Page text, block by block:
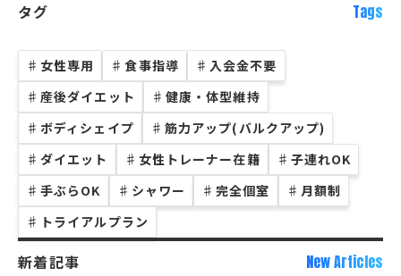
タグ Tags
♯ 女性専用 ♯ 食事指導 ♯ 入会金不要
♯ 産後ダイエット ♯ 健康・体型維持
♯ ボディシェイプ ♯ 筋力アップ(バルクアップ)
♯ ダイエット ♯ 女性トレーナー在籍 ♯ 子連れOK
♯ 手ぶらOK ♯ シャワー ♯ 完全個室 ♯ 月額制
♯ トライアルプラン
新着記事 New Articles